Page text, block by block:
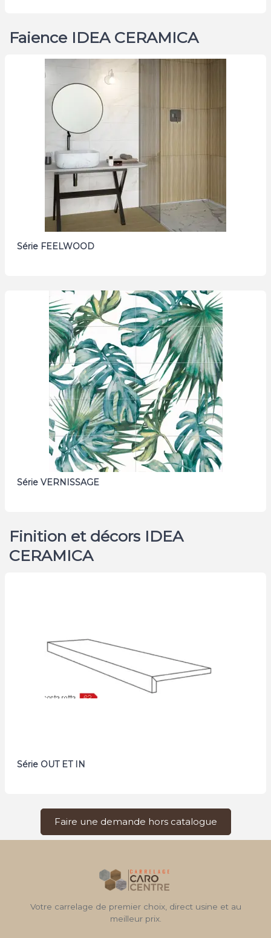
Faience IDEA CERAMICA
Série FEELWOOD
Série VERNISSAGE
Finition et décors IDEA
CERAMICA
Série OUT ET IN
Faire une demande hors catalogue
Votre carrelage de premier choix, direct usine et au
meilleur prix.